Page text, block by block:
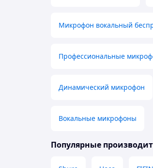
Микрофон вокальный
Профессиональные
Динамический микрофон
Вокальные микрофоны
Популярные